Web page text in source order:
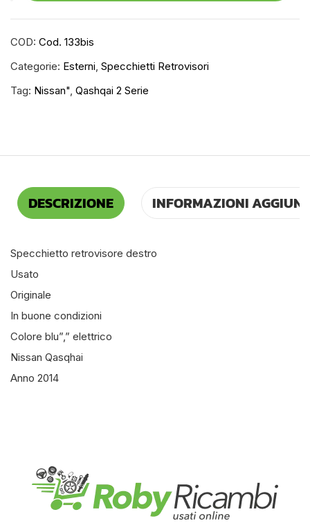
COD: Cod. 133bis
Categorie: Esterni, Specchietti Retrovisori
Tag: Nissan", Qashqai 2 Serie
DESCRIZIONE INFORMAZIONI
Specchietto retrovisore destro
Usato
Originale
In buone condizioni
Colore blu”,” elettrico
Nissan Qasqhai
Anno 2014